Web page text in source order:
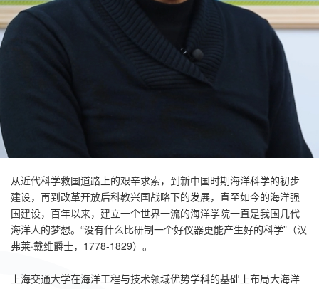
从近代科学救国道路上的艰辛求索，到新中国时期海洋科学的初步
建设，再到改革开放后科教兴国战略下的发展，直至如今的海洋强
国建设，百年以来，建立一个世界一流的海洋学院一直是我国几代
海洋人的梦想。“没有什么比研制一个好仪器更能产生好的科学”（汉
弗莱·戴维爵士，1778-1829）。
上海交通大学在海洋工程与技术领域优势学科的基础上布局大海洋